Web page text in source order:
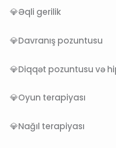
💎Əqli gerilik
💎Davranış pozuntusu
💎Diqqət pozuntusu və
💎Oyun terapiyası
💎Nağıl terapiyası